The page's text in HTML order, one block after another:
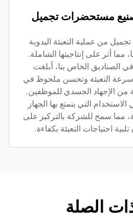
مستحضرات تجميل
من عملية التعبئة اليدوية
مما أثر على إنتاجيتها الشاملة.
الصناديق الخاص بنا، أبلغت
زيادة بنسبة 40٪ في سرعة التعبئة وتحسن ملحوظ في
من الإجهاد الجسدي للموظفين.
التي يتمتع بها الجهاز
مما سمح للشركة بالتركيز على
احتياجات التعبئة بكفاءة.
الصلة